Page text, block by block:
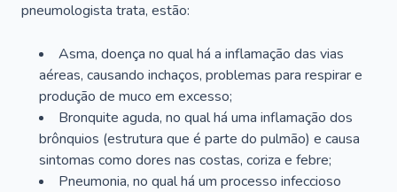
pneumologista trata, estão:
Asma, doença no qual há a inflamação das vias
aéreas, causando inchaços, problemas para respirar e
produção de muco em excesso;
Bronquite aguda, no qual há uma inflamação dos
brônquios (estrutura que é parte do pulmão) e causa
sintomas como dores nas costas, coriza e febre;
Pneumonia, no qual há um processo infeccioso